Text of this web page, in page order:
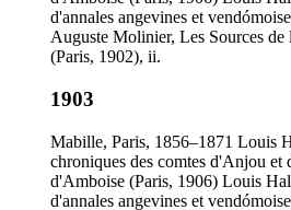
d'annales angevines et
Auguste Molinier, Les Sources de
(Paris, 1902), ii.
1903
Mabille, Paris, 1856–1871 Louis
chroniques des comtes d'Anjou et
d'Amboise (Paris, 1906) Louis
d'annales angevines et